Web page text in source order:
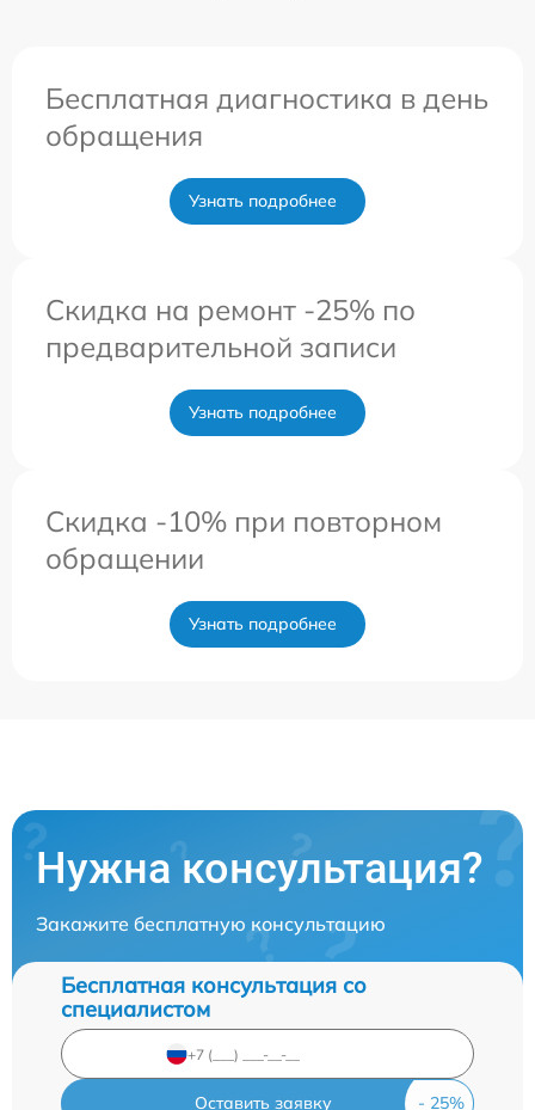
Бесплатная диагностика в день
обращения
Узнать подробнее
Скидка на ремонт -25% по
предварительной записи
Узнать подробнее
Скидка -10% при повторном
обращении
Узнать подробнее
Нужна консультация?
Закажите бесплатную консультацию
Бесплатная консультация со
специалистом
Оставить заявку